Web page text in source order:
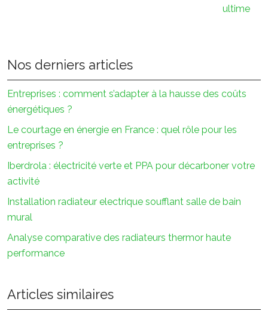
ultime
Nos derniers articles
Entreprises : comment s’adapter à la hausse des coûts
énergétiques ?
Le courtage en énergie en France : quel rôle pour les
entreprises ?
Iberdrola : électricité verte et PPA pour décarboner votre
activité
Installation radiateur electrique soufflant salle de bain
mural
Analyse comparative des radiateurs thermor haute
performance
Articles similaires